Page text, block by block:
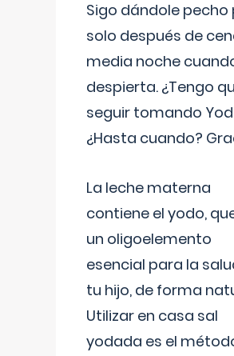
Sigo dándole pecho
solo después de
media noche
despierta. ¿Tengo
seguir tomando
¿Hasta cuando?
La leche materna
contiene el yodo,
un oligoelemento
esencial para la
tu hijo, de forma
Utilizar en casa sal
yodada es el